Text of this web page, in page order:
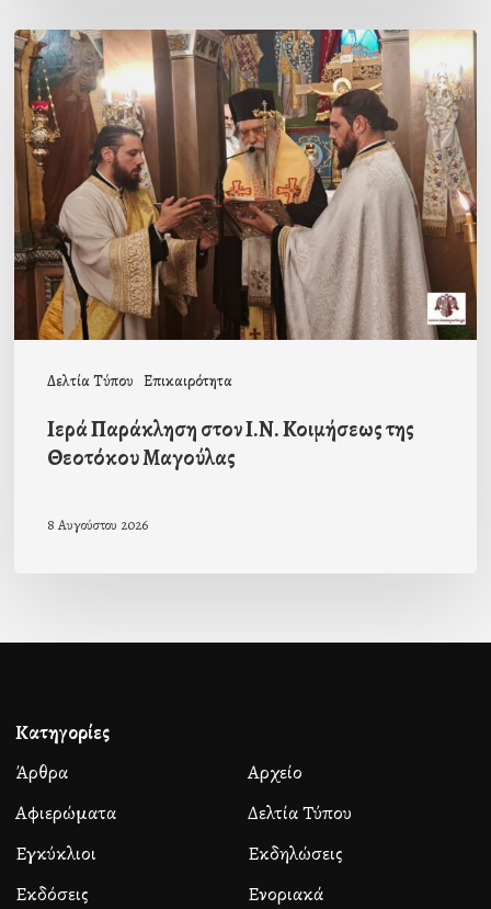
Δελτία Τύπου Επικαιρότητα
Ιερά
Παράκληση
στον
Ι.Ν.
Κοιμήσεως
της
Θεοτόκου
Μαγούλας
Ιερά Παράκληση στον Ι.Ν. Κοιμήσεως της
Θεοτόκου Μαγούλας
8 Αυγούστου 2026
Κατηγορίες
Άρθρα
Αρχείο
Αφιερώματα
Δελτία Τύπου
Εγκύκλιοι
Εκδηλώσεις
Εκδόσεις
Ενοριακά